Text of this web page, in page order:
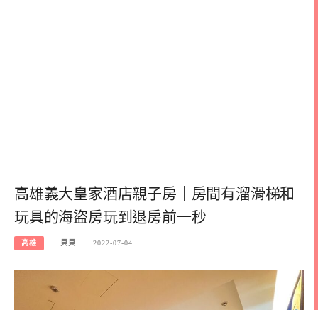
高雄義大皇家酒店親子房｜房間有溜滑梯和
玩具的海盜房玩到退房前一秒
高雄 貝貝 2022-07-04